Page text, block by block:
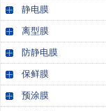
静电膜
离型膜
防静电膜
保鲜膜
预涂膜